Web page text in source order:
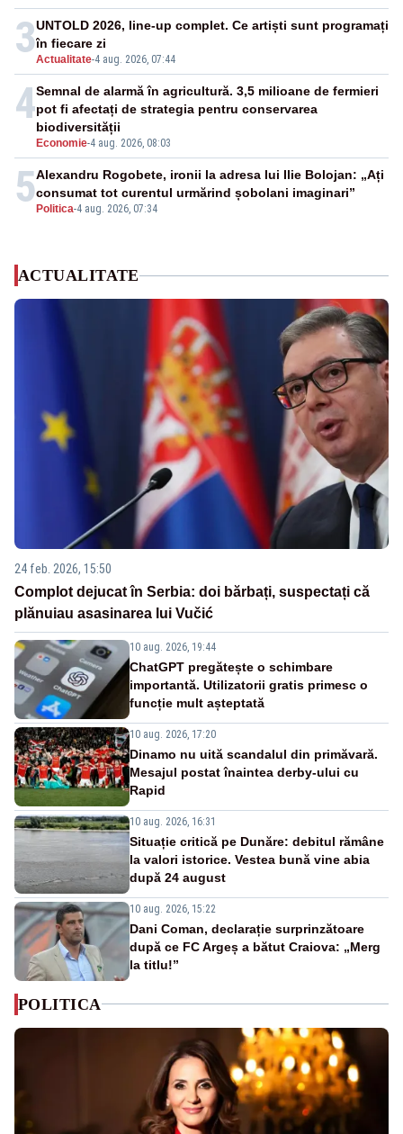
3Actualitate-4 aug. 2026, 07:44
UNTOLD 2026, line-up complet. Ce artiști sunt programați
în fiecare zi
4
Economie-4 aug. 2026, 08:03
Semnal de alarmă în agricultură. 3,5 milioane de fermieri
pot fi afectați de strategia pentru conservarea
biodiversității
5 Politica-4 aug. 2026, 07:34
Alexandru Rogobete, ironii la adresa lui Ilie Bolojan: „Ați
consumat tot curentul urmărind șobolani imaginari”
ACTUALITATE
24 feb. 2026, 15:50
Complot dejucat în Serbia: doi bărbați, suspectați că
plănuiau asasinarea lui Vučić
10 aug. 2026, 19:44
ChatGPT pregătește o schimbare
importantă. Utilizatorii gratis primesc o
funcție mult așteptată
10 aug. 2026, 17:20
Dinamo nu uită scandalul din primăvară.
Mesajul postat înaintea derby-ului cu
Rapid
10 aug. 2026, 16:31
Situație critică pe Dunăre: debitul rămâne
la valori istorice. Vestea bună vine abia
după 24 august
10 aug. 2026, 15:22
Dani Coman, declarație surprinzătoare
după ce FC Argeș a bătut Craiova: „Merg
la titlu!”
POLITICA